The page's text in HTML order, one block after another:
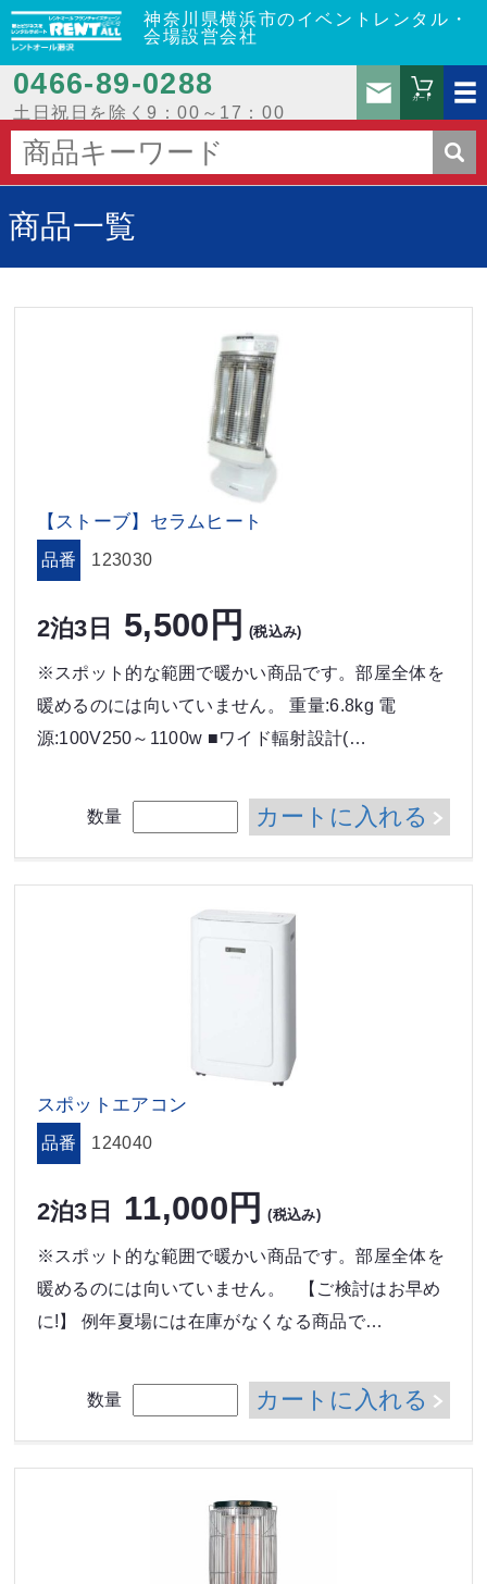
神奈川県横浜市のイベントレンタル・
会場設営会社
0466‐89‐0288
土日祝日を除く9：00～17：00
お問
カート
商品一覧
【ストーブ】セラムヒート
品番 123030
2泊3日 5,500円 (税込み)
※スポット的な範囲で暖かい商品です。部屋全体を
暖めるのには向いていません。 重量:6.8kg 電
源:100V250～1100w ■ワイド輻射設計(…
数量 カートに入れる
スポットエアコン
品番 124040
2泊3日 11,000円 (税込み)
※スポット的な範囲で暖かい商品です。部屋全体を
暖めるのには向いていません。 【ご検討はお早め
に!】 例年夏場には在庫がなくなる商品で…
数量 カートに入れる